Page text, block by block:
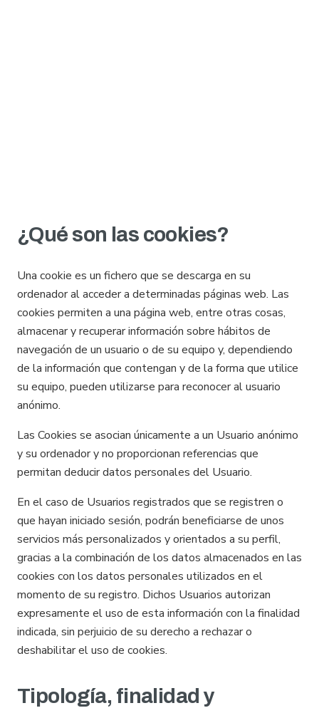
¿Qué son las cookies?
Una cookie es un fichero que se descarga en su
ordenador al acceder a determinadas páginas web. Las
cookies permiten a una página web, entre otras cosas,
almacenar y recuperar información sobre hábitos de
navegación de un usuario o de su equipo y, dependiendo
de la información que contengan y de la forma que utilice
su equipo, pueden utilizarse para reconocer al usuario
anónimo.
Las Cookies se asocian únicamente a un Usuario anónimo
y su ordenador y no proporcionan referencias que
permitan deducir datos personales del Usuario.
En el caso de Usuarios registrados que se registren o
que hayan iniciado sesión, podrán beneficiarse de unos
servicios más personalizados y orientados a su perfil,
gracias a la combinación de los datos almacenados en las
cookies con los datos personales utilizados en el
momento de su registro. Dichos Usuarios autorizan
expresamente el uso de esta información con la finalidad
indicada, sin perjuicio de su derecho a rechazar o
deshabilitar el uso de cookies.
Tipología, finalidad y